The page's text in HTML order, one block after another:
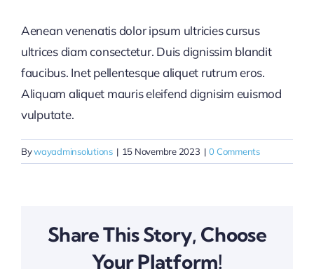
Aenean venenatis dolor ipsum ultricies cursus
ultrices diam consectetur. Duis dignissim blandit
faucibus. Inet pellentesque aliquet rutrum eros.
Aliquam aliquet mauris eleifend dignisim euismod
vulputate.
Bywayadminsolutions | 15 Novembre 2023 | 0 Comments
Share This Story, Choose
Your Platform!